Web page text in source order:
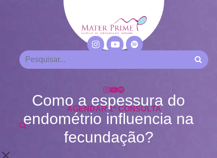
AGENDAR 1ª CONSULTA
Como a espessura do
endométrio influencia na
fecundação?